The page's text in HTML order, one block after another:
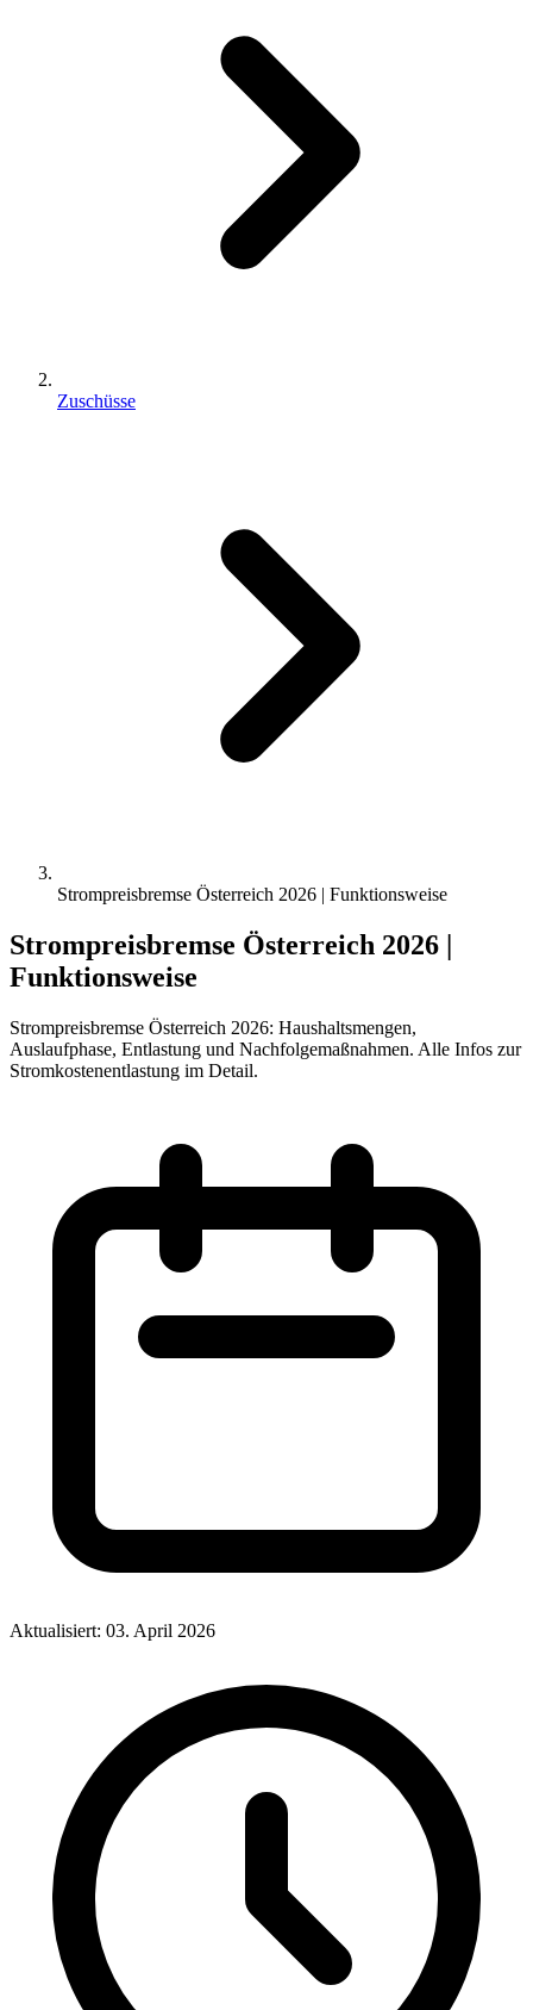
Zuschüsse
Strompreisbremse Österreich 2026 | Funktionsweise
Strompreisbremse Österreich 2026 |
Funktionsweise
Strompreisbremse Österreich 2026: Haushaltsmengen,
Auslaufphase, Entlastung und Nachfolgemaßnahmen. Alle Infos zur
Stromkostenentlastung im Detail.
Aktualisiert: 03. April 2026